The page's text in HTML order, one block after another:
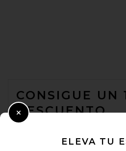
CONSIGUE UN
DESCUENTO
electrónico. Puede retirarse en
ELEVA TU
Close Modal